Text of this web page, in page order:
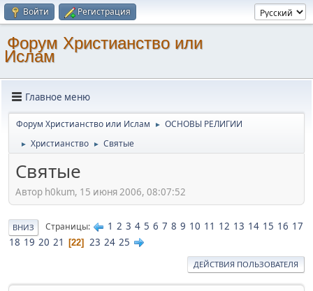
Войти Регистрация
Форум Христианство или
Ислам
Главное меню
Форум Христианство или Ислам ► ОСНОВЫ РЕЛИГИИ
► Христианство ► Святые
Святые
Автор h0kum, 15 июня 2006, 08:07:52
ВНИЗ Страницы 1 2 3 4 5 6 7 8 9 10 11 12 13 14 15 16 17
18 19 20 21 22 23 24 25
ДЕЙСТВИЯ ПОЛЬЗОВАТЕЛЯ